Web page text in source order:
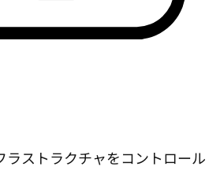
ラストラクチャをコントロール